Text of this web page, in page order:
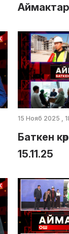
Аймактар
15 Нояб 2025 ,
Баткен
15.11.25